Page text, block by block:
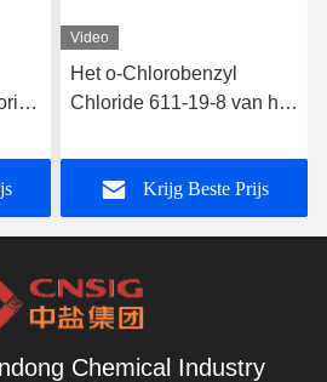
Video
Het o-Chlorobenzyl
Chloride 611-19-8 van het
Krijg Beste Prijs
Chemical Industry